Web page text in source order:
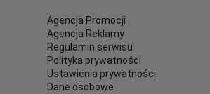
Agencja Promocji
Agencja Reklamy
Regulamin serwisu
Polityka prywatności
Ustawienia prywatności
Dane osobowe